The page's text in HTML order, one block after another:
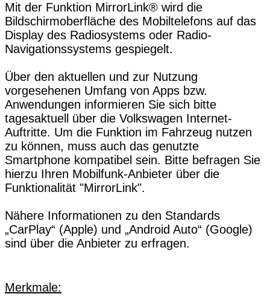
Mit der Funktion MirrorLink® wird die
Bildschirmoberfläche des Mobiltelefons auf das
Display des Radiosystems oder Radio-
Navigationssystems gespiegelt.
Über den aktuellen und zur Nutzung
vorgesehenen Umfang von Apps bzw.
Anwendungen informieren Sie sich bitte
tagesaktuell über die Volkswagen Internet-
Auftritte. Um die Funktion im Fahrzeug nutzen
zu können, muss auch das genutzte
Smartphone kompatibel sein. Bitte befragen Sie
hierzu Ihren Mobilfunk-Anbieter über die
Funktionalität "MirrorLink".
Nähere Informationen zu den Standards
„CarPlay“ (Apple) und „Android Auto“ (Google)
sind über die Anbieter zu erfragen.
Merkmale: